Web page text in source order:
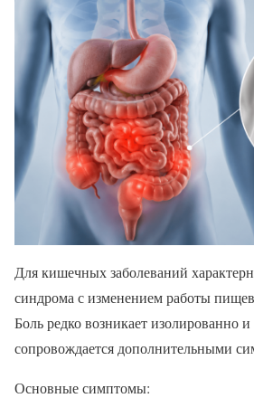
Для кишечных заболеваний
синдрома с изменением работы
Боль редко возникает изолированно
сопровождается дополнительными
Основные симптомы: